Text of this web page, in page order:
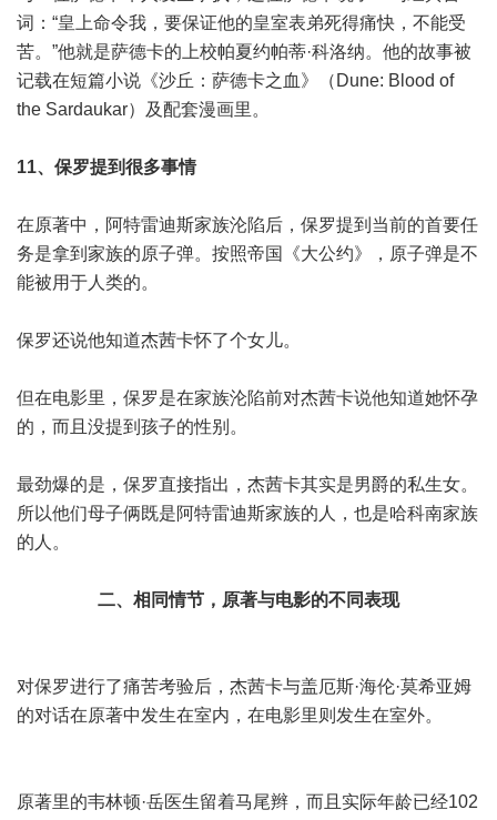
词：“皇上命令我，要保证他的皇室表弟死得痛快，不能受
苦。”他就是萨德卡的上校帕夏约帕蒂·科洛纳。他的故事被
记载在短篇小说《沙丘：萨德卡之血》（Dune: Blood of
the Sardaukar）及配套漫画里。
11、保罗提到很多事情
在原著中，阿特雷迪斯家族沦陷后，保罗提到当前的首要任
务是拿到家族的原子弹。按照帝国《大公约》，原子弹是不
能被用于人类的。
保罗还说他知道杰茜卡怀了个女儿。
但在电影里，保罗是在家族沦陷前对杰茜卡说他知道她怀孕
的，而且没提到孩子的性别。
最劲爆的是，保罗直接指出，杰茜卡其实是男爵的私生女。
所以他们母子俩既是阿特雷迪斯家族的人，也是哈科南家族
的人。
二、相同情节，原著与电影的不同表现
对保罗进行了痛苦考验后，杰茜卡与盖厄斯·海伦·莫希亚姆
的对话在原著中发生在室内，在电影里则发生在室外。
原著里的韦林顿·岳医生留着马尾辫，而且实际年龄已经102